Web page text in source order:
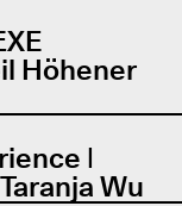
Höhener
|
Wu